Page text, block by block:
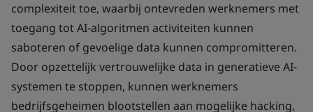
complexiteit toe, waarbij ontevreden werknemers met
toegang tot AI-algoritmen activiteiten kunnen
saboteren of gevoelige data kunnen compromitteren.
Door opzettelijk vertrouwelijke data in generatieve AI-
systemen te stoppen, kunnen werknemers
bedrijfsgeheimen blootstellen aan mogelijke hacking,